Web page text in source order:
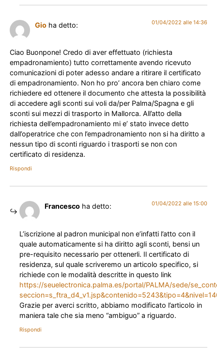
Gio ha detto: 01/04/2022 alle 14:36
Ciao Buonpone! Credo di aver effettuato (richiesta
empadronamiento) tutto correttamente avendo ricevuto
comunicazioni di poter adesso andare a ritirare il certificato
di empadronamiento. Non ho pro’ ancora ben chiaro come
richiedere ed ottenere il documento che attesta la possibilità
di accedere agli sconti sui voli da/per Palma/Spagna e gli
sconti sui mezzi di trasporto in Mallorca. All’atto della
richiesta dell’empadronamiento mi e’ stato invece detto
dall’operatrice che con l’empadronamiento non si ha diritto a
nessun tipo di sconti riguardo i trasporti se non con
certificato di residenza.
Rispondi
Francesco ha detto: 01/04/2022 alle 15:00
L’iscrizione al padron municipal non e’infatti l’atto con il
quale automaticamente si ha diritto agli sconti, bensi un
pre-requisito necessario per ottenerli. Il certificato di
residenza, sul quale scriveremo un articolo specifico, si
richiede con le modalità descritte in questo link
https://seuelectronica.palma.es/portal/PALMA/sede/
Grazie per averci scritto, abbiamo modificato l’articolo in
maniera tale che sia meno “ambiguo” a riguardo.
Rispondi